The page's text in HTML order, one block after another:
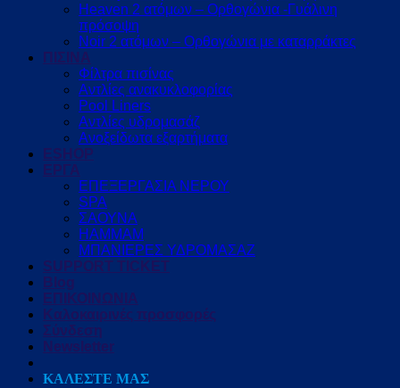
Heaven 2 ατόμων – Ορθογώνια -Γυάλινη
πρόσοψη
Noir 2 ατόμων – Ορθογώνια με καταρράκτες
ΠΙΣΙΝΑ
Φίλτρα πισίνας
Αντλίες ανακυκλοφορίας
Pool Liners
Αντλίες υδρομασάζ
Ανοξείδωτα εξαρτήματα
ESHOP
ΕΡΓΑ
ΕΠΕΞΕΡΓΑΣΙΑ ΝΕΡΟΥ
SPA
ΣΑΟΥΝΑ
HAMMAM
ΜΠΑΝΙΕΡΕΣ ΥΔΡΟΜΑΣΑΖ
SUPPORT TICKET
Blog
ΕΠΙΚΟΙΝΩΝΙΑ
Καλοκαιρινές προσφορές
Σύνδεση
Newsletter
ΚΑΛΕΣΤΕ ΜΑΣ